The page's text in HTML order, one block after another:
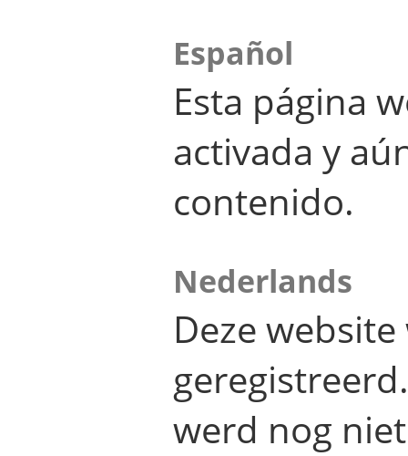
Español
Esta página
activada y
contenido.
Nederlands
Deze
werd nog